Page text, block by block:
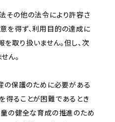
その他の法令により許容さ
を得ず、利用目的の達成に
取り扱いません。但し、次
ん。
の保護のために必要がある
得ることが困難であるとき
童の健全な育成の推進のため